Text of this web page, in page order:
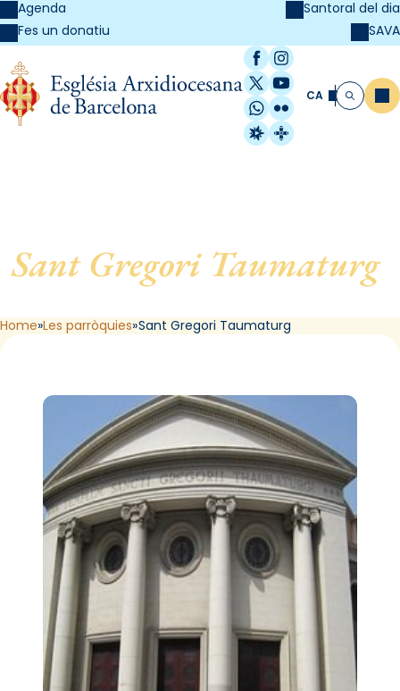
Agenda
Fes un donatiu
Santoral del dia
SAVA
Facebook
Instagram
X / Twitter
YouTube
WhatsApp
Flickr
Radio Estel
Catalunya
CA Cerca
Sant Gregori Taumaturg,
de Barcelona
Home Les parròquies Sant Gregori Taumaturg